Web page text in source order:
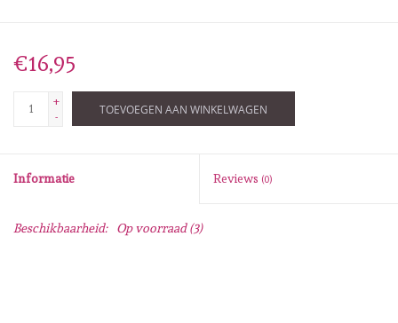
schudmateriaal
Lesia Zgharda
€16,95
+
-
TOEVOEGEN AAN WINKELWAGEN
Informatie Reviews (0)
Beschikbaarheid: Op voorraad(3)